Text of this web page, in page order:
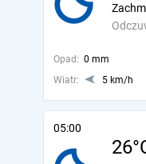
Opad: 0 mm
Wiatr:
5 km/h
05:00